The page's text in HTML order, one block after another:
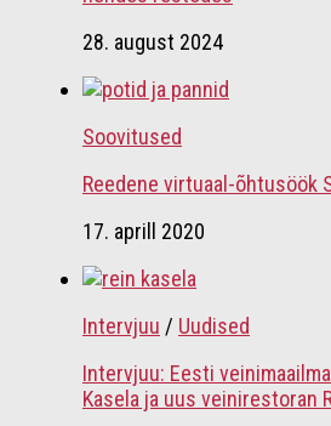
28. august 2024
Soovitused
Reedene virtuaal-õhtusöök
17. aprill 2020
Intervjuu / Uudised
Intervjuu: Eesti
Kasela ja uus veinirestoran